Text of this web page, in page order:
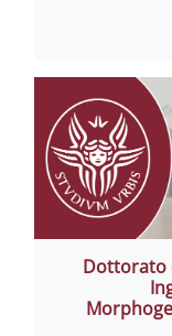
Dottorato